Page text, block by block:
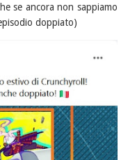
se ancora non sappiamo
doppiato)